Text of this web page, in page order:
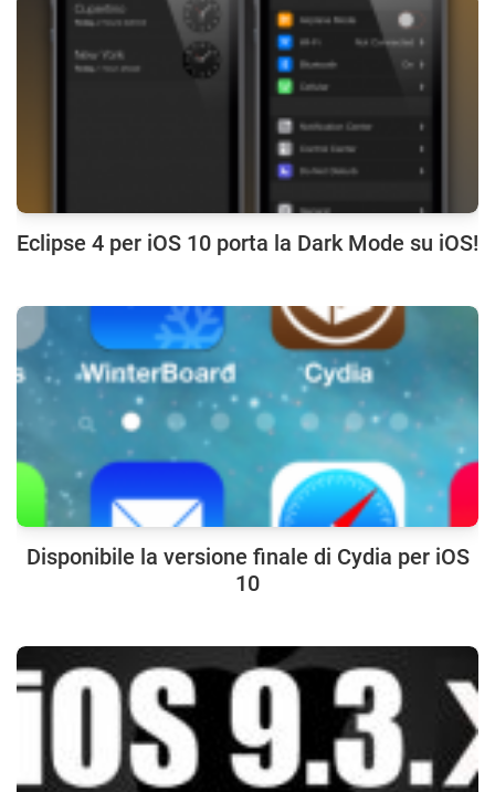
Eclipse 4 per iOS 10 porta la Dark Mode su iOS!
Disponibile la versione finale di Cydia per iOS
10